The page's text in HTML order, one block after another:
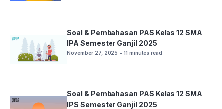
Soal & Pembahasan PAS Kelas 12 SMA
IPA Semester Ganjil 2025
November 27, 2025 • 11 minutes read
Soal & Pembahasan PAS Kelas 12 SMA
IPS Semester Ganjil 2025